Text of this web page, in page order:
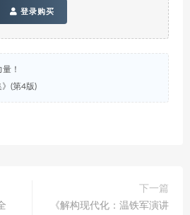
登录购买
！
》(第4版)
下一篇
《解构现代化：温铁军演讲